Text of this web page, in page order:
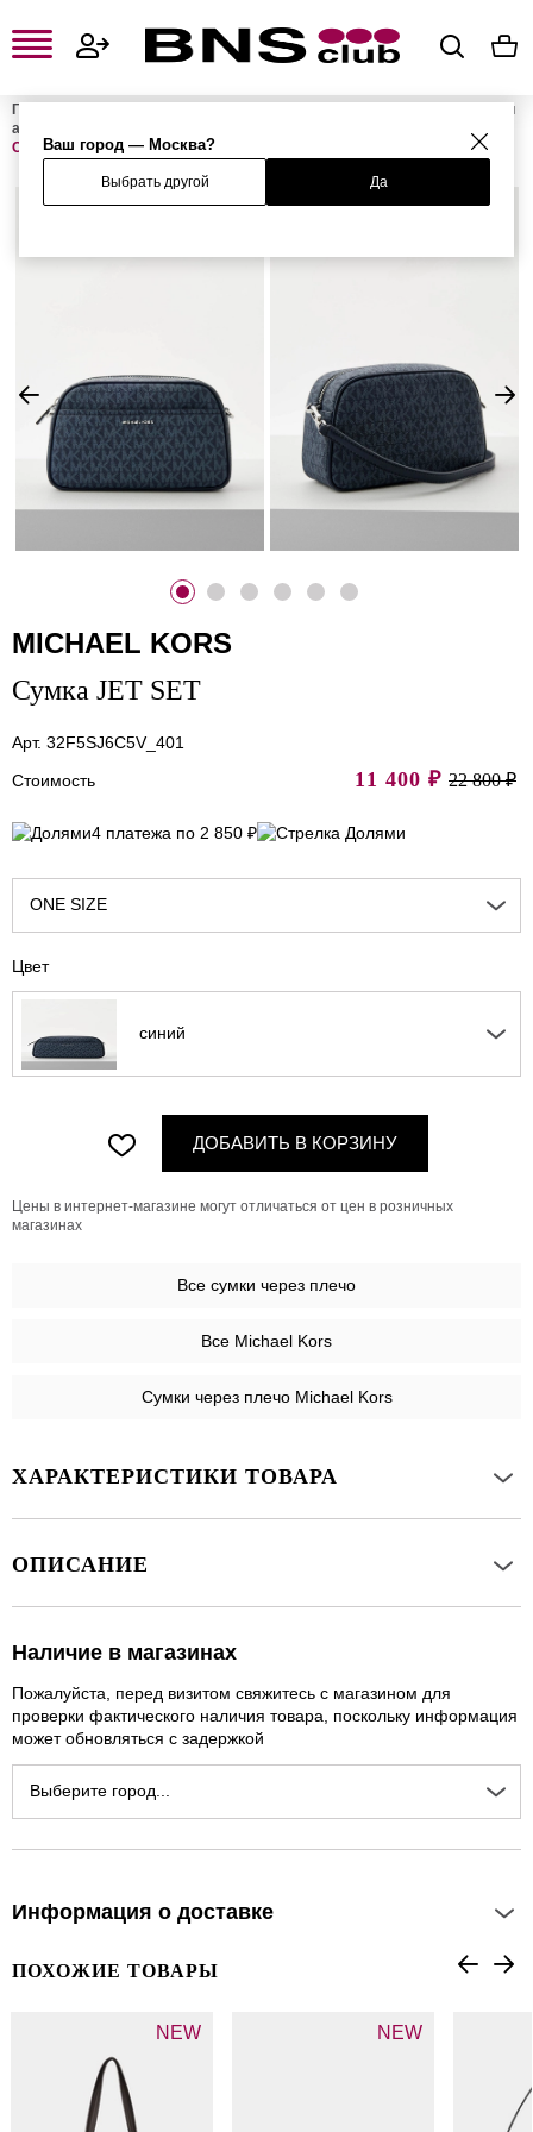
Ваш город — Москва?
Выбрать другой Да
Главная
Женские сумки и
аксессуары
Сумка JET SET
MICHAEL KORS
Сумка JET SET
Арт. 32F5SJ6C5V_401
Стоимость
11 400 ₽ 22 800 ₽
4 платежа по 2 850 ₽
ONE SIZE
Цвет
синий
ДОБАВИТЬ В КОРЗИНУ
Цены в интернет-магазине могут отличаться от цен в розничных
магазинах
Все сумки через плечо
Все Michael Kors
Сумки через плечо Michael Kors
ХАРАКТЕРИСТИКИ ТОВАРА
ОПИСАНИЕ
Наличие в магазинах
Пожалуйста, перед визитом свяжитесь с магазином для
проверки фактического наличия товара, поскольку информация
может обновляться с задержкой
Выберите город...
Информация о доставке
ПОХОЖИЕ ТОВАРЫ
NEW NEW